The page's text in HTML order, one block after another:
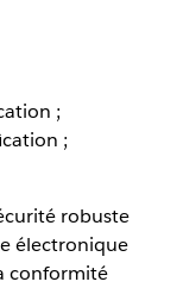
;
;
robuste
électronique
conformité